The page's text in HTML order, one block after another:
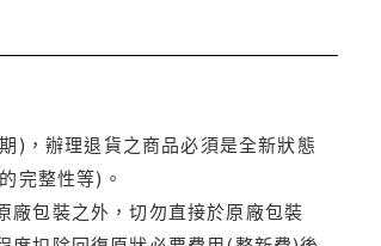
)，辦理退貨之商品必須是全新狀態
完整性等)。
廠包裝之外，切勿直接於原廠包裝